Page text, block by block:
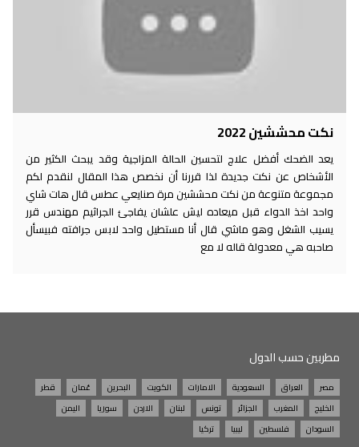
نكت محششين 2022
يعد الضحك أفضل علاج لتحسين الحالة المزاجية وقد يبحث الكثير من
الأشخاص عن نكت جديدة لذا قررنا أن نخصص هذا المقال لنقدم لكم
مجموعة متنوعة من نكت محششين مرة صنايعي عطس قال هات شاي
واحد اخذ الدواء قبل ميعاده ليش علشان يفاجئ الجراثيم مهندس قرر
يسيب الشغل وهو ماشي قال أنا مستطيل واحد لابس جرافته فبيسأل
صاحبه هي معدولة قاله لا مع
مطربين حسب الدول
مصر العراق السعودية الامارات الكويت البحرين عُمان
قطر
الخليج
المغرب الجزائر تونس لبنان الاردن سوريا
اليمن
السودان
فلسطين ليبيا تركيا